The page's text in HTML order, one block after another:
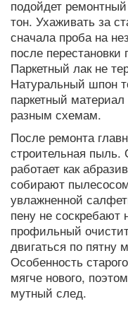
подойдет
тон. Ухаживать за
сначала проба на
после
Паркетный лак не
Натуральный шпон
паркетный
разным схемам.
После ремонта
строительная пыль.
работает как
собирают
увлажненной
пену не
профильный
двигаться по пятну
Особенность
мягче нового,
мутный след.